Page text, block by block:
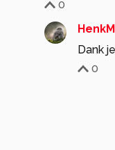
0
Dank
0